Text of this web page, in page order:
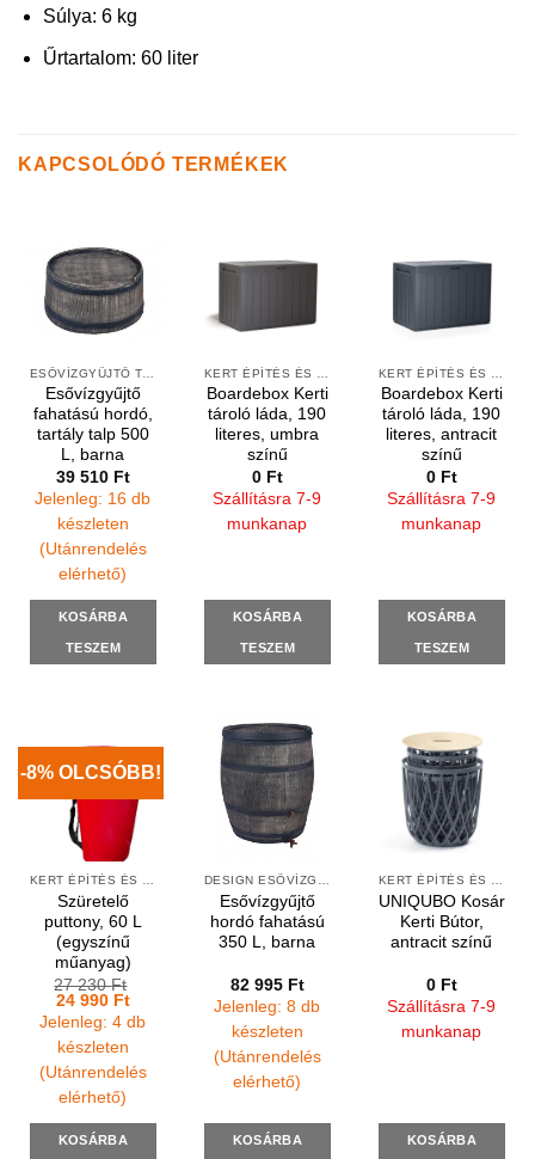
Súlya: 6 kg
Űrtartalom: 60 liter
KAPCSOLÓDÓ TERMÉKEK
ESŐVÍZGYŰJTŐ TARTÁLY TALPAK
Esővízgyűjtő
fahatású hordó,
tartály talp 500
L, barna
39 510 Ft
Jelenleg: 16 db
készleten
(Utánrendelés
elérhető)
KOSÁRBA
TESZEM
Boardebox Kerti
tároló láda, 190
literes, umbra
színű
0 Ft
Szállításra 7-9
munkanap
KOSÁRBA
TESZEM
Boardebox Kerti
tároló láda, 190
literes, antracit
színű
0 Ft
Szállításra 7-9
munkanap
KOSÁRBA
TESZEM
-8% OLCSÓBB!
KERT ÉPÍTÉS ÉS ÁPOLÁS
Szüretelő
puttony, 60 L
(egyszínű
műanyag)
27 230Ft
Original
price
was:
27
24 990 FtCurrent
price
is:
Jelenleg: 4 db
készleten
(Utánrendelés
elérhető)
KOSÁRBA
DESIGN ESŐVÍZGYŰJTŐK
Esővízgyűjtő
hordó fahatású
350 L, barna
82 995 Ft
Jelenleg: 8 db
készleten
(Utánrendelés
elérhető)
KOSÁRBA
KERT ÉPÍTÉS ÉS ÁPOLÁS
UNIQUBO Kosár
Kerti Bútor,
antracit színű
0 Ft
Szállításra 7-9
munkanap
KOSÁRBA